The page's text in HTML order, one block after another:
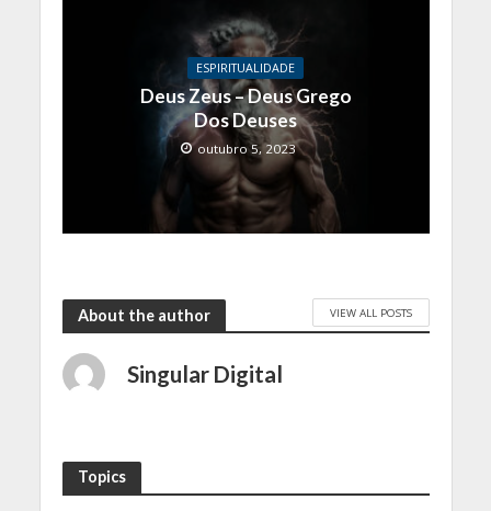
ESPIRITUALIDADE
Deus Zeus – Deus Grego
Dos Deuses
outubro 5, 2023
About the author VIEW ALL POSTS
Singular Digital
Topics